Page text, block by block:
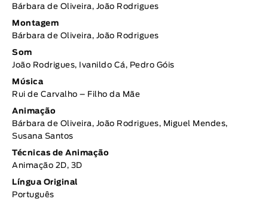
Bárbara de Oliveira, João Rodrigues
Montagem
Bárbara de Oliveira, João Rodrigues
Som
João Rodrigues, Ivanildo Cá, Pedro Góis
Música
Rui de Carvalho – Filho da Mãe
Animação
Bárbara de Oliveira, João Rodrigues, Miguel Mendes,
Susana Santos
Técnicas de Animação
Animação 2D, 3D
Língua Original
Português